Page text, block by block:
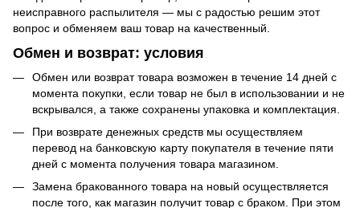
неисправного распылителя — мы с радостью решим этот
вопрос и обменяем ваш товар на качественный.
Обмен и возврат: условия
Обмен или возврат товара возможен в течение 14 дней с
момента покупки, если товар не был в использовании и не
вскрывался, а также сохранены упаковка и комплектация.
При возврате денежных средств мы осуществляем
перевод на банковскую карту покупателя в течение пяти
дней с момента получения товара магазином.
Замена бракованного товара на новый осуществляется
после того, как магазин получит товар с браком. При этом